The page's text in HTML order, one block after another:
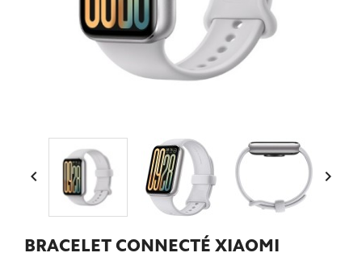
 
BRACELET CONNECTÉ XIAOMI